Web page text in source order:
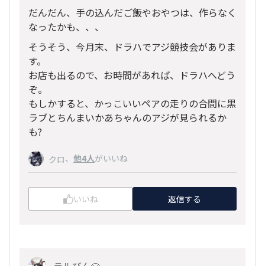
だんだん、手の込んだご飯やおやつは、作らなく
なったかも、、、
そうそう、今月末、ドラハでアジ競技会がありま
す。
お店も出るので、お時間があれば、ドラハへどう
ぞ。
もしかすると、かっこいいペアの走りの合間に黒
ラブとちんまいかあちゃんのアジが見られるか
も?
クロ、 他4人がいいね
いいね 返信する